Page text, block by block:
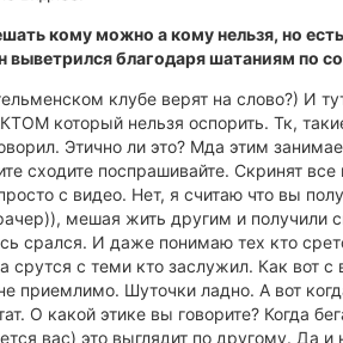
кому можно а кому нельзя, но
выветрился благодаря шатаниям по
клубе верят на слово?) И
который нельзя оспорить. Тк,
Этично ли это? Мда этим
сходите поспрашивайте. Скринят
с видео. Нет, я считаю что вы
мешая жить другим и получили
срался. И даже понимаю тех кто
срутся с теми кто заслужил. Как вот
приемлимо. Шуточки ладно. А вот
О какой этике вы говорите? Когда
вас) это выглядит по другому. Да и